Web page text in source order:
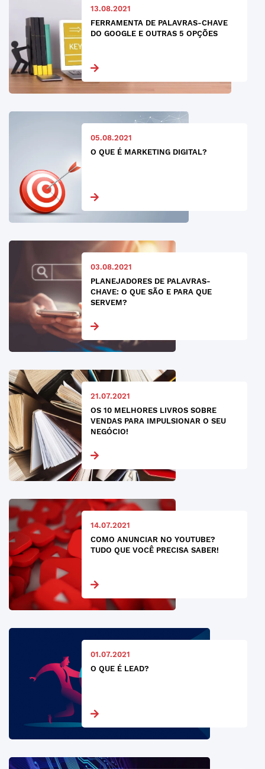
13.08.2021
FERRAMENTA DE PALAVRAS-CHAVE
DO GOOGLE E OUTRAS 5 OPÇÕES
05.08.2021
O QUE É MARKETING DIGITAL?
03.08.2021
PLANEJADORES DE PALAVRAS-
CHAVE: O QUE SÃO E PARA QUE
SERVEM?
21.07.2021
OS 10 MELHORES LIVROS SOBRE
VENDAS PARA IMPULSIONAR O SEU
NEGÓCIO!
14.07.2021
COMO ANUNCIAR NO YOUTUBE?
TUDO QUE VOCÊ PRECISA SABER!
01.07.2021
O QUE É LEAD?